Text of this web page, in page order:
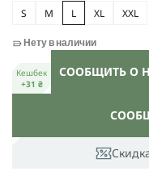
S M L XL XXL
Нету в наличии
Кешбек
+31 ₴
СООБЩИТЬ О